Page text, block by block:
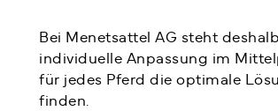
Bei Menetsattel AG steht
individuelle Anpassung im
für jedes Pferd die optimale
finden.